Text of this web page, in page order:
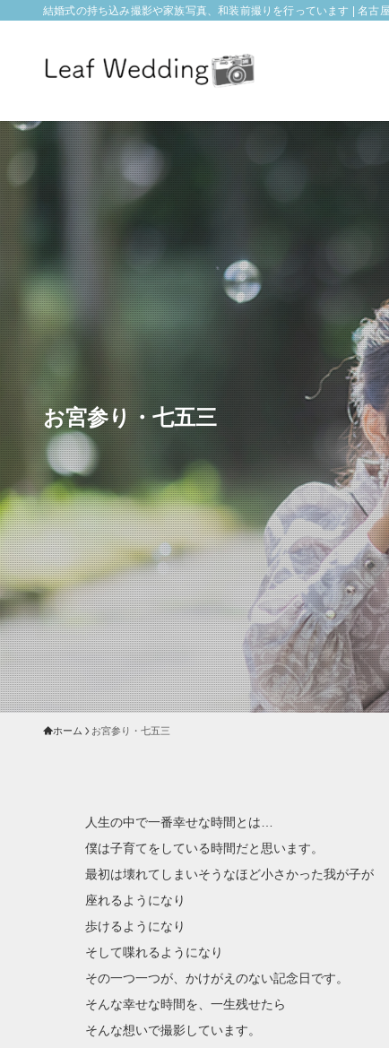
結婚式の持ち込み撮影や家族写真、和装前撮りを行っています | 名古
お宮参り・七五三
ホーム お宮参り・七五三
人生の中で一番幸せな時間とは…
僕は子育てをしている時間だと思います。
最初は壊れてしまいそうなほど小さかった我が子が
座れるようになり
歩けるようになり
そして喋れるようになり
その一つ一つが、かけがえのない記念日です。
そんな幸せな時間を、一生残せたら
そんな想いで撮影しています。